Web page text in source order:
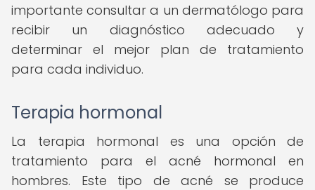
importante consultar a un dermatólogo para
recibir un diagnóstico adecuado y
determinar el mejor plan de tratamiento
para cada individuo.
Terapia hormonal
La terapia hormonal es una opción de
tratamiento para el acné hormonal en
hombres. Este tipo de acné se produce